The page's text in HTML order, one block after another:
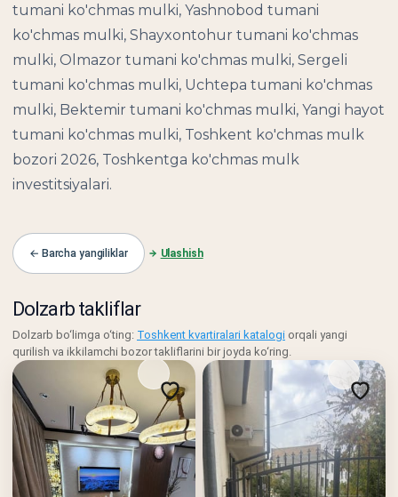
tumani ko'chmas mulki, Yashnobod tumani
ko'chmas mulki, Shayxontohur tumani ko'chmas
mulki, Olmazor tumani ko'chmas mulki, Sergeli
tumani ko'chmas mulki, Uchtepa tumani ko'chmas
mulki, Bektemir tumani ko'chmas mulki, Yangi hayot
tumani ko'chmas mulki, Toshkent ko'chmas mulk
bozori 2026, Toshkentga ko'chmas mulk
investitsiyalari.
← Barcha yangiliklar Ulashish
Dolzarb takliflar
Dolzarb bo‘limga o‘ting: Toshkent kvartiralari katalogi orqali yangi
qurilish va ikkilamchi bozor takliflarini bir joyda ko‘ring.